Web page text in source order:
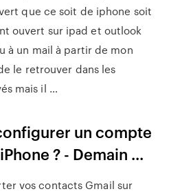
que ce soit de iphone soit
ouvert sur ipad et outlook
à un mail à partir de mon
le retrouver dans les
mais il …
un compte
? - Demain ...
vos contacts Gmail sur